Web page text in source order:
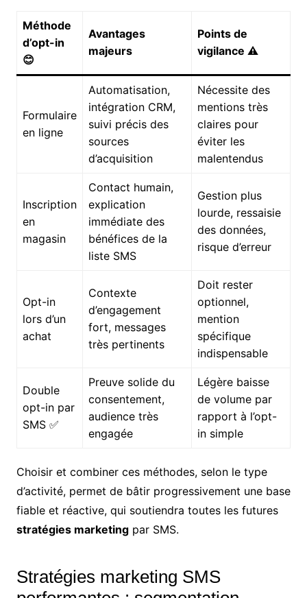
Méthode
d’opt-in
😊
Avantages
majeurs
Points de
vigilance ⚠️
Formulaire
en ligne
Automatisation,
intégration CRM,
suivi précis des
sources
d’acquisition
Nécessite des
mentions très
claires pour
éviter les
malentendus
Inscription
en
magasin
Contact humain,
explication
immédiate des
bénéfices de la
liste SMS
Gestion plus
lourde, ressaisie
des données,
risque d’erreur
Opt-in
lors d’un
achat
Contexte
d’engagement
fort, messages
très pertinents
Doit rester
optionnel,
mention
spécifique
indispensable
Double
opt-in par
SMS ✅
Preuve solide du
consentement,
audience très
engagée
Légère baisse
de volume par
rapport à l’opt-
in simple
Choisir et combiner ces méthodes, selon le type
d’activité, permet de bâtir progressivement une base
fiable et réactive, qui soutiendra toutes les futures
stratégies marketingpar SMS.
Stratégies marketing SMS